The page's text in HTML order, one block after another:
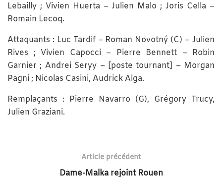
Lebailly ; Vivien Huerta – Julien Malo ; Joris Cella –
Romain Lecoq.
Attaquants : Luc Tardif – Roman Novotný (C) – Julien
Rives ; Vivien Capocci – Pierre Bennett – Robin
Garnier ; Andrei Seryy – [poste tournant] – Morgan
Pagni ; Nicolas Casini, Audrick Alga.
Remplaçants : Pierre Navarro (G), Grégory Trucy,
Julien Graziani.
Article précédent
Dame-Malka rejoint Rouen